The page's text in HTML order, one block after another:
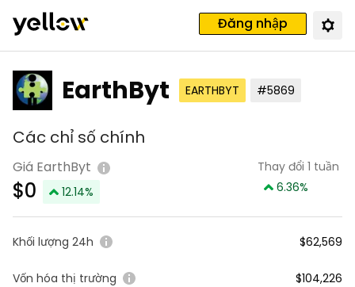
Đăng nhập
EarthByt EARTHBYT #5869
Các chỉ số chính
Giá EarthByt
$0 12.14%
Thay đổi 1 tuần
6.36%
Khối lượng 24h $62,569
Vốn hóa thị trường $104,226